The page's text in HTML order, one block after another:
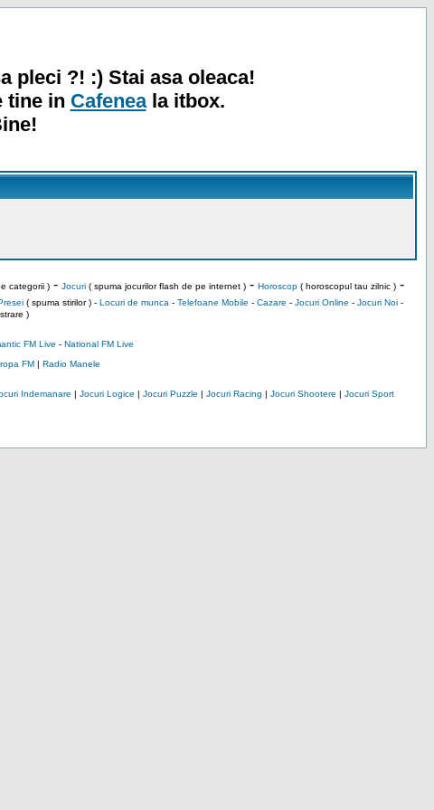
pleci ?! :) Stai asa oleaca!
tine in Cafeneala itbox.
categorii )- Jocuri( spuma jocurilor flash de pe internet )- Horoscop( horoscopul tau zilnic )-
( spuma stirilor ) - Locuri de munca - Telefoane Mobile - Cazare - Jocuri Online - Jocuri Noi-
)
FM Live - National FM Live
FM| Radio Manele
Indemanare | Jocuri Logice | Jocuri Puzzle | Jocuri Racing | Jocuri Shootere | Jocuri Sport